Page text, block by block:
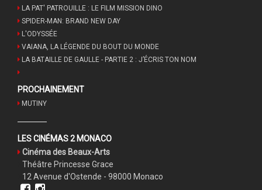
LA PAT' PATROUILLE : LE FILM MISSION DINO
SPIDER-MAN: BRAND NEW DAY
L'ODYSSÉE
VAIANA, LA LÉGENDE DU BOUT DU MONDE
LA BATAILLE DE GAULLE - PARTIE 2 : J’ÉCRIS TON NOM
PROCHAINEMENT
MUTINY
LES CINÉMAS 2 MONACO
Cinéma des Beaux-Arts
Théâtre Princesse Grace
12 Avenue d'Ostende - 98000 Monaco